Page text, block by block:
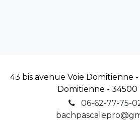
43 bis avenue Voie Domitienne
Domitienne - 34500
06-62-77-75-